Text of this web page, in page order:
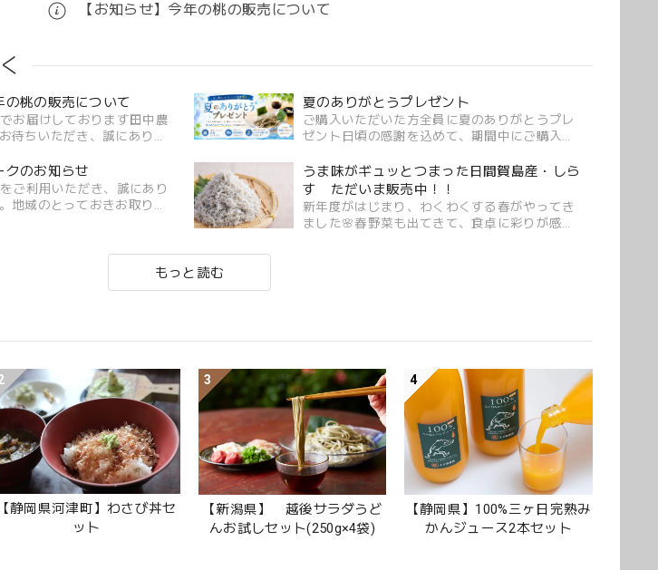
【お知らせ】今年の桃の販売について
の桃の販売について
お届けしております田中農
待ちいただき、誠にありが
が、誠に残念ながら、生産
体制の都合...
夏のありがとうプレゼント
ご購入いただいた方全員に夏のありがとうプレ
ゼント日頃の感謝を込めて、期間中にご購入い
ラダうどん（1束）をプレゼントいたします。こ
の機会にぜひ、LJマルシェがイ...
クのお知らせ
ご利用いただき、誠にあり
地域のとっておきお取り寄
うま味がギュッとつまった日間賀島産・しら
す ただいま販売中！！
新年度がはじまり、わくわくする春がやってき
ました🌸春野菜も出てきて、食卓に彩りが感じ
もっと読む
【静岡県河津町】わさび丼セ
ット
3
【新潟県】 越後サラダうど
んお試しセット(250g×4袋)
4
【静岡県】100%三ヶ日完熟み
かんジュース2本セット